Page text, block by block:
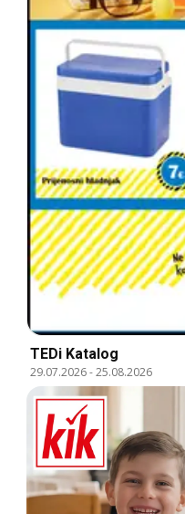
TEDi Katalog
29.07.2026-25.08.2026